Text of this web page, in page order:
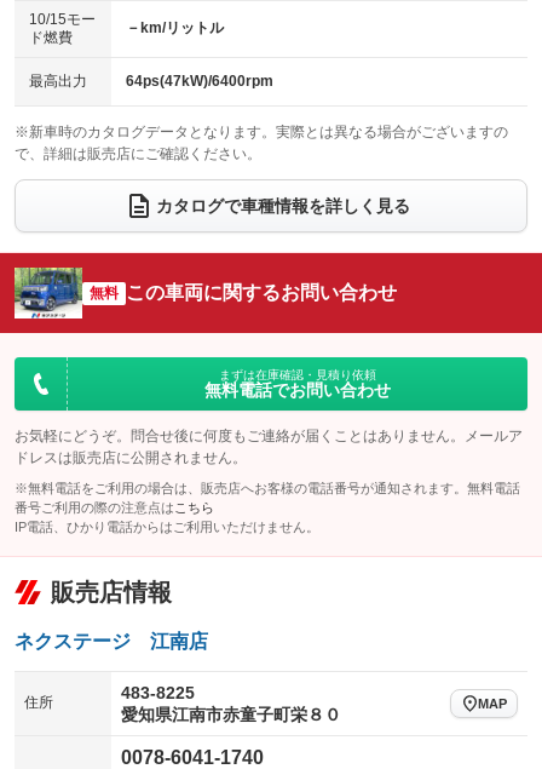
ベンチシート
：装備あり
チップアップシート
：装備なし
電動格納サードシート
：装備なし シートヒーター
：装備なし
ウォークスルー
電動リアゲート フロントカメラ
：装備なし
シートエアコン
：装備なし 全周囲カメラ
：装備なし
サイドカメラ
：装備なし ルーフレール
：装備なし
エアサスペンション ヘッドライトウォッシャー
10/15モー
ド燃費
－km/リットル
最高出力 64ps(47kW)/6400rpm
※新車時のカタログデータとなります。実際とは異なる場合がございますの
で、詳細は販売店にご確認ください。
カタログで車種情報を詳しく見る
無料 この車両に関するお問い合わせ
まずは在庫確認・見積り依頼
無料電話でお問い合わせ
お気軽にどうぞ。問合せ後に何度もご連絡が届くことはありません。メールア
ドレスは販売店に公開されません。
※無料電話をご利用の場合は、販売店へお客様の電話番号が通知されます。無料電話
番号ご利用の際の注意点は こちら
IP電話、ひかり電話からはご利用いただけません。
販売店情報
ネクステージ 江南店
住所
483-8225
愛知県江南市赤童子町栄８０
MAP
0078-6041-1740